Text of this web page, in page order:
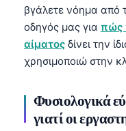
βγάλετε νόημα από
οδηγός μας για πώς
αίματος δίνει την
χρησιμοποιώ στην
Φυσιολογικά
γιατί οι